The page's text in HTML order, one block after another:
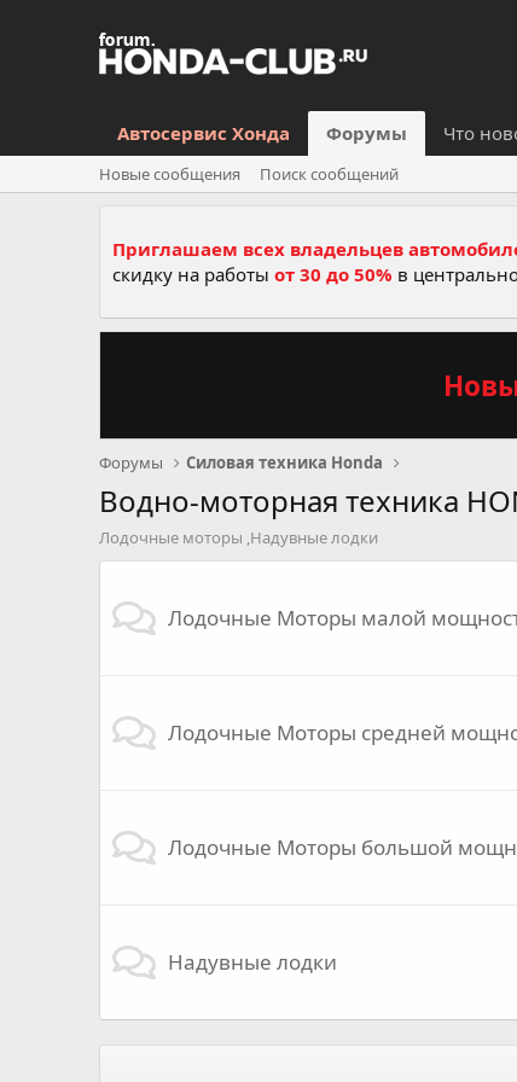
Автосервис Хонда Форумы Что
Новые сообщения Поиск сообщений
Приглашаем всех владельцев
скидку на работы от 30 до 50% в
Форумы Силовая техника Honda
Водно-моторная техника
Лодочные моторы ,Надувные лодки
Лодочные Моторы малой
Лодочные Моторы средней
Лодочные Моторы большой
Надувные лодки